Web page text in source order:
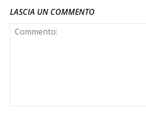
LASCIA UN COMMENTO